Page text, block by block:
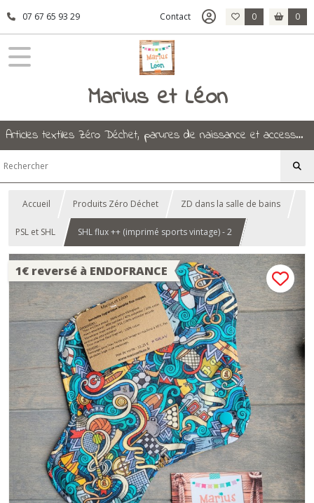
07 67 65 93 29 Contact 0 0
Marius et Léon
Articles textiles Zéro Déchet, parures de naissance et accessoires.
Accueil Produits Zéro Déchet ZD dans la salle de bains
PSL et SHL SHL flux ++ (imprimé sports vintage) - 2
1€ reversé à ENDOFRANCE